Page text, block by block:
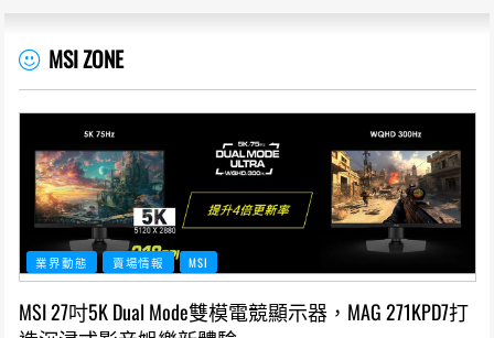
MSI ZONE
業界動態 賣場情報 MSI
MSI 27吋5K Dual Mode雙模電競顯示器，MAG 271KPD7打